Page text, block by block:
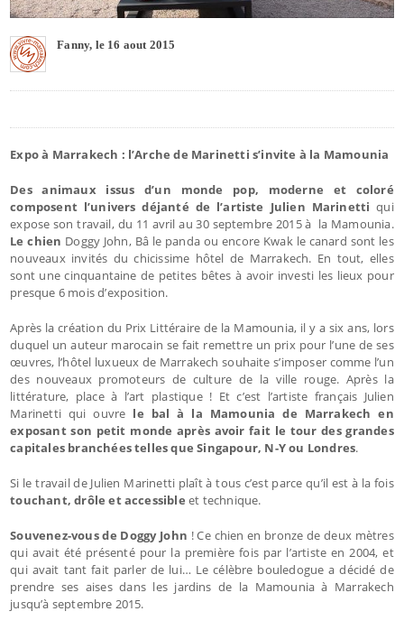
Fanny, le 16 aout 2015
Expo à Marrakech : l’Arche de Marinetti s’invite à la Mamounia
Des animaux issus d’un monde pop, moderne et coloré
composent l’univers déjanté de l’artiste Julien Marinettiqui
expose son travail, du 11 avril au 30 septembre 2015 à la Mamounia.
Le chien Doggy John, Bâ le panda ou encore Kwak le canard sont les
nouveaux invités du chicissime hôtel de Marrakech. En tout, elles
sont une cinquantaine de petites bêtes à avoir investi les lieux pour
presque 6 mois d’exposition.
Après la création du Prix Littéraire de la Mamounia, il y a six ans, lors
duquel un auteur marocain se fait remettre un prix pour l’une de ses
œuvres, l’hôtel luxueux de Marrakech souhaite s’imposer comme l’un
des nouveaux promoteurs de culture de la ville rouge. Après la
littérature, place à l’art plastique ! Et c’est l’artiste français Julien
Marinetti qui ouvre le bal à la Mamounia de Marrakech en
exposant son petit monde après avoir fait le tour des grandes
capitales branchées telles que Singapour, N-Y ou Londres.
Si le travail de Julien Marinetti plaît à tous c’est parce qu’il est à la fois
touchant, drôle et accessibleet technique.
Souvenez-vous de Doggy John ! Ce chien en bronze de deux mètres
qui avait été présenté pour la première fois par l’artiste en 2004, et
qui avait tant fait parler de lui… Le célèbre bouledogue a décidé de
prendre ses aises dans les jardins de la Mamounia à Marrakech
jusqu’à septembre 2015.